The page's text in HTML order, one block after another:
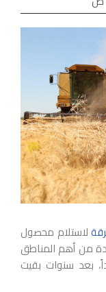
لاستلام محصول
من أهم المناطق
بعد سنوات بقيت